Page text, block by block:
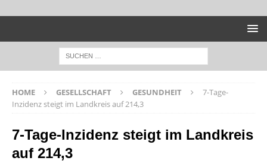
HOME GESELLSCHAFT GESUNDHEIT
7-Tage-
Inzidenz steigt im Landkreis auf 214,3
7-Tage-Inzidenz steigt im Landkreis
auf 214,3